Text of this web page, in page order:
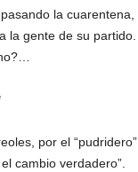
la cuarentena,
la gente de su partido.
por el “pudridero”
cambio verdadero”.